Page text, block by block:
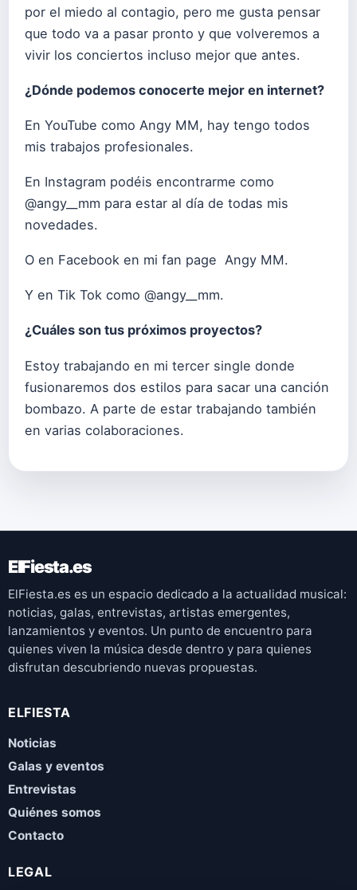
por el miedo al contagio, pero me gusta pensar
que todo va a pasar pronto y que volveremos a
vivir los conciertos incluso mejor que antes.
¿Dónde podemos conocerte mejor en internet?
En YouTube como Angy MM, hay tengo todos
mis trabajos profesionales.
En Instagram podéis encontrarme como
@angy__mm para estar al día de todas mis
novedades.
O en Facebook en mi fan page Angy MM.
Y en Tik Tok como @angy__mm.
¿Cuáles son tus próximos proyectos?
Estoy trabajando en mi tercer single donde
fusionaremos dos estilos para sacar una canción
bombazo. A parte de estar trabajando también
en varias colaboraciones.
ElFiesta.es
ElFiesta.es es un espacio dedicado a la actualidad musical:
noticias, galas, entrevistas, artistas emergentes,
lanzamientos y eventos. Un punto de encuentro para
quienes viven la música desde dentro y para quienes
disfrutan descubriendo nuevas propuestas.
ELFIESTA
Noticias
Galas y eventos
Entrevistas
Quiénes somos
Contacto
LEGAL